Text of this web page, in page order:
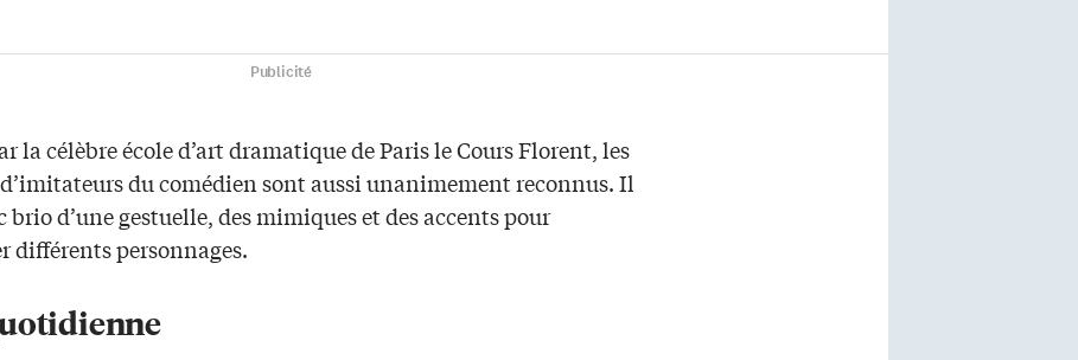
Publicité
la célèbre école d’art dramatique de Paris le Cours Florent, les
du comédien sont aussi unanimement reconnus. Il
brio d’une gestuelle, des mimiques et des accents pour
différents personnages.